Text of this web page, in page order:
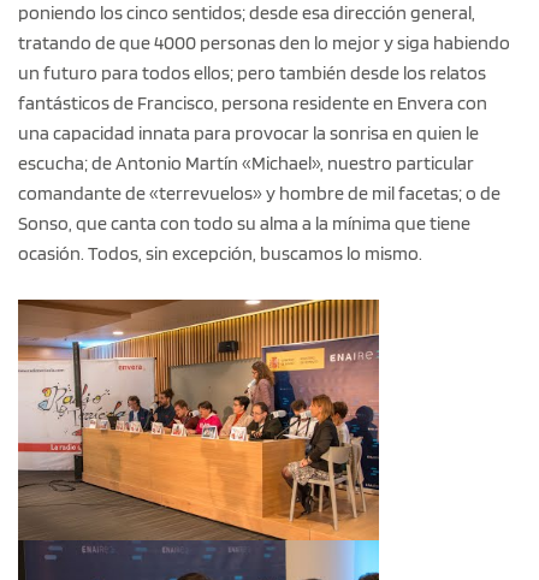
poniendo los cinco sentidos; desde esa dirección general,
tratando de que 4000 personas den lo mejor y siga habiendo
un futuro para todos ellos; pero también desde los relatos
fantásticos de Francisco, persona residente en Envera con
una capacidad innata para provocar la sonrisa en quien le
escucha; de Antonio Martín «Michael», nuestro particular
comandante de «terrevuelos» y hombre de mil facetas; o de
Sonso, que canta con todo su alma a la mínima que tiene
ocasión. Todos, sin excepción, buscamos lo mismo.